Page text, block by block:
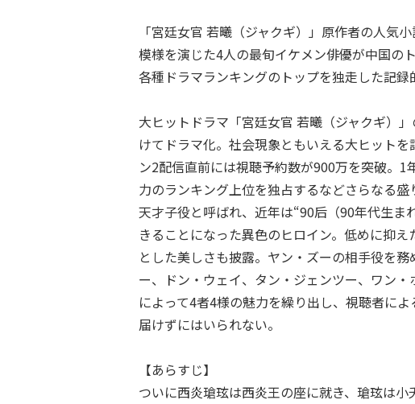
「宮廷女官 若曦（ジャクギ）」原作者の人気
模様を演じた4人の最旬イケメン俳優が中国の
各種ドラマランキングのトップを独走した記録
大ヒットドラマ「宮廷女官 若曦（ジャクギ）
けてドラマ化。社会現象ともいえる大ヒット
ン2配信直前には視聴予約数が900万を突破。
力のランキング上位を独占するなどさらなる盛
天才子役と呼ばれ、近年は“90后（90年代生
きることになった異色のヒロイン。低めに抑
とした美しさも披露。ヤン・ズーの相手役を
ー、ドン・ウェイ、タン・ジェンツー、ワン
によって4者4様の魅力を繰り出し、視聴者に
届けずにはいられない。
【あらすじ】
ついに西炎瑲玹は西炎王の座に就き、瑲玹は